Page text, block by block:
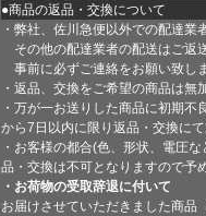
●商品の返品・交換について
・弊社、佐川急便以外での配達業
その他の配達業者の配送はご返
事前に必ずご連絡をお願い致しま
・返品、交換をご希望の商品は無
・万が一お送りした商品に初期不
から7日以内に限り返品・交換に
・お客様の都合(色、形状、電圧
品・交換は不可となりますので予
・お荷物の受取辞退に付いて
お届けさせていただきました商品